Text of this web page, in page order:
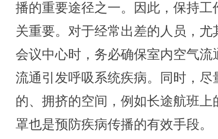
播的重要途径之一。因此，保持
关重要。对于经常出差的人员，
会议中心时，务必确保室内空气
流通引发呼吸系统疾病。同时，
的、拥挤的空间，例如长途航班
罩也是预防疾病传播的有效手段。